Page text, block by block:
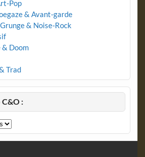
Pop
& Avant-garde
& Noise-Rock
& Doom
Trad
C&O :